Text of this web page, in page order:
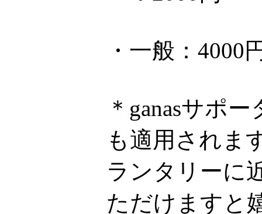
・一般：4000
＊ganasサポ
も適用されま
ランタリーに
ただけますと